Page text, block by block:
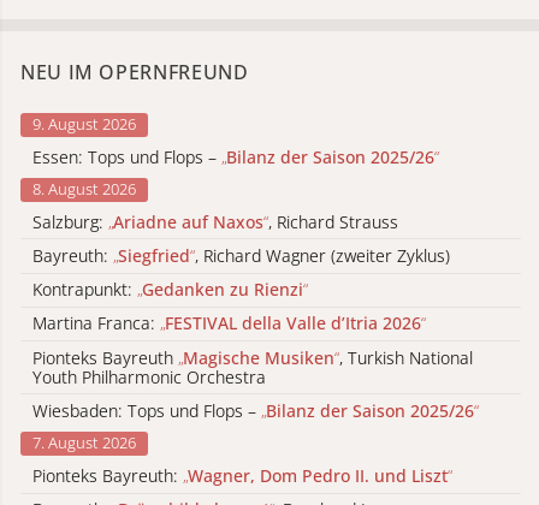
NEU IM OPERNFREUND
9. August 2026
Essen: Tops und Flops – „Bilanz der Saison 2025/26“
8. August 2026
Salzburg: „Ariadne auf Naxos“, Richard Strauss
Bayreuth: „Siegfried“, Richard Wagner (zweiter Zyklus)
Kontrapunkt: „Gedanken zu Rienzi“
Martina Franca: „FESTIVAL della Valle d’Itria 2026“
Pionteks Bayreuth „Magische Musiken“, Turkish National
Youth Philharmonic Orchestra
Wiesbaden: Tops und Flops – „Bilanz der Saison 2025/26“
7. August 2026
Pionteks Bayreuth: „Wagner, Dom Pedro II. und Liszt“